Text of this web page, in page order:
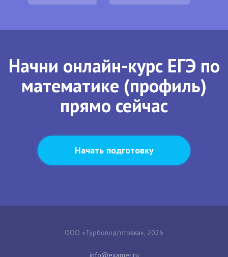
Начни онлайн-курс ЕГЭ по
математике (профиль)
прямо сейчас
Начать подготовку
ООО «Турбоподготовка», 2026